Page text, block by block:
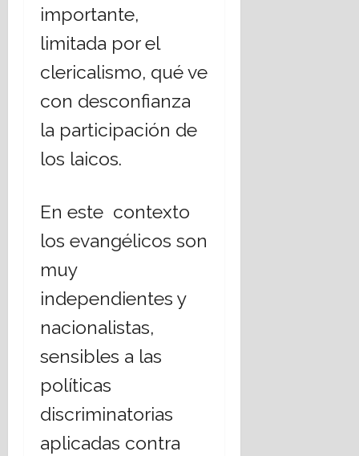
importante,
limitada por el
clericalismo, qué ve
con desconfianza
la participación de
los laicos.
En este contexto
los evangélicos son
muy
independientes y
nacionalistas,
sensibles a las
políticas
discriminatorias
aplicadas contra